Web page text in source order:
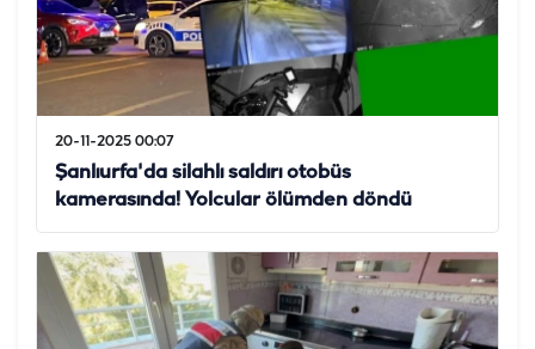
20-11-2025 00:07
Şanlıurfa'da silahlı saldırı otobüs
kamerasında! Yolcular ölümden döndü